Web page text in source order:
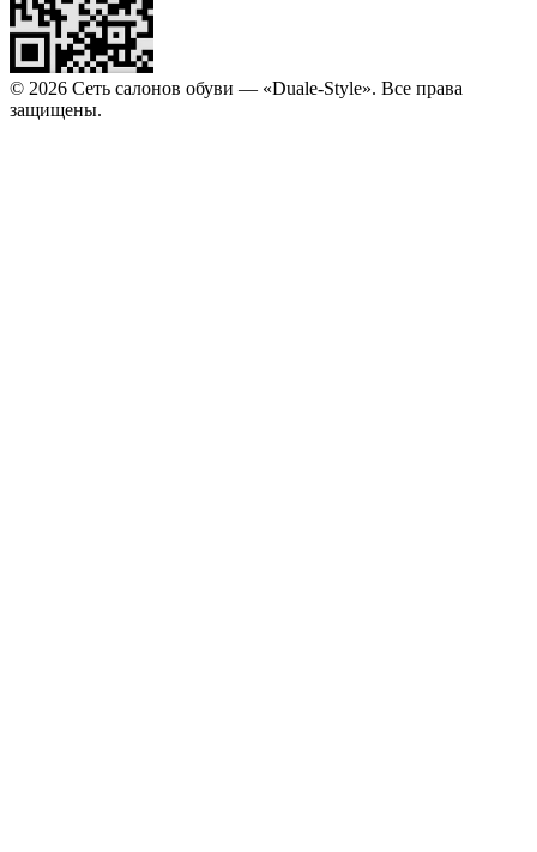
© 2026 Сеть салонов обуви — «Duale-Style». Все права
защищены.